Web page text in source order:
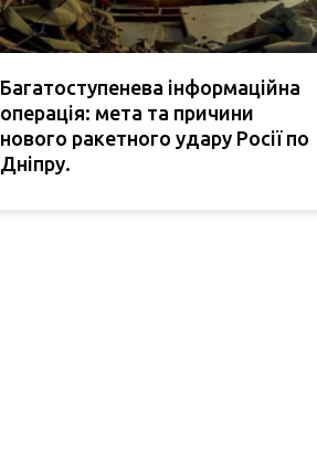
Багатоступенева інформаційна
операція: мета та причини
нового ракетного удару Росії по
Дніпру.